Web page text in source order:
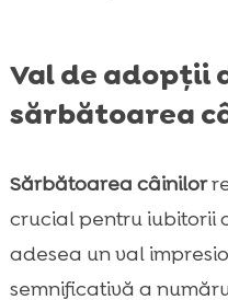
Val de adopții
sărbătoarea
Sărbătoarea câinilor
crucial pentru iubitorii
adesea un val
semnificativă a